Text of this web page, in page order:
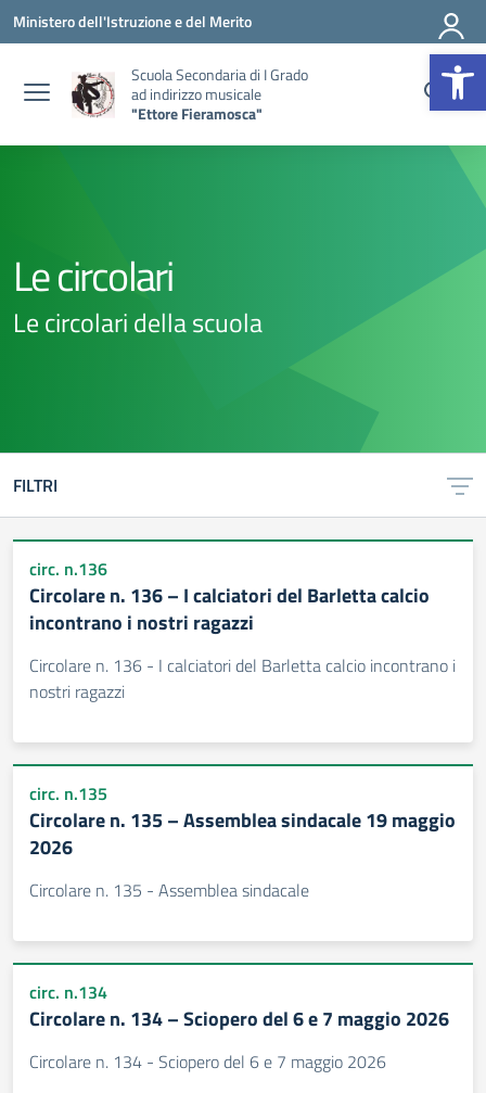
Vai ai contenuti
Vai al menu di navigazione
Vai al footer
Ministero dell'Istruzione e del Merito
Scuola Secondaria di I Grado
ad indirizzo musicale
"Ettore Fieramosca"
Le circolari
Le circolari della scuola
FILTRI
circ. n.136
Circolare n. 136 – I calciatori del Barletta calcio
incontrano i nostri ragazzi
Circolare n. 136 - I calciatori del Barletta calcio incontrano i
nostri ragazzi
circ. n.135
Circolare n. 135 – Assemblea sindacale 19 maggio
2026
Circolare n. 135 - Assemblea sindacale
circ. n.134
Circolare n. 134 – Sciopero del 6 e 7 maggio 2026
Circolare n. 134 - Sciopero del 6 e 7 maggio 2026